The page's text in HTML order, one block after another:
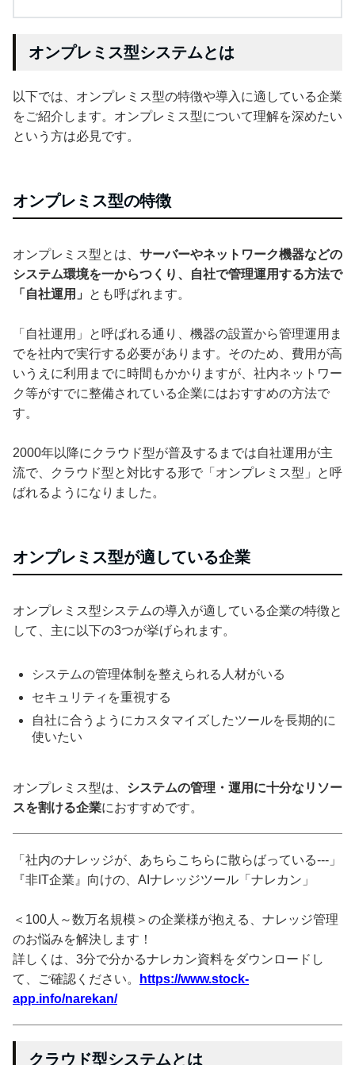
オンプレミス型システムとは
以下では、オンプレミス型の特徴や導入に適している企業
をご紹介します。オンプレミス型について理解を深めたい
という方は必見です。
オンプレミス型の特徴
オンプレミス型とは、 サーバーやネットワーク機器などの
システム環境を一からつくり、自社で管理運用する方法で
「自社運用」
とも呼ばれます。
「自社運用」と呼ばれる通り、機器の設置から管理運用ま
でを社内で実行する必要があります。そのため、費用が高
いうえに利用までに時間もかかりますが、社内ネットワー
ク等がすでに整備されている企業にはおすすめの方法で
す。
2000年以降にクラウド型が普及するまでは自社運用が主
流で、クラウド型と対比する形で「オンプレミス型」と呼
ばれるようになりました。
オンプレミス型が適している企業
オンプレミス型システムの導入が適している企業の特徴と
して、主に以下の3つが挙げられます。
システムの管理体制を整えられる人材がいる
セキュリティを重視する
自社に合うようにカスタマイズしたツールを長期的に
使いたい
オンプレミス型は、 システムの管理・運用に十分なリソー
スを割ける企業におすすめです。
「社内のナレッジが、あちらこちらに散らばっている---」
『非IT企業』向けの、AIナレッジツール「ナレカン」
＜100人～数万名規模＞の企業様が抱える、ナレッジ管理
のお悩みを解決します！
詳しくは、3分で分かるナレカン資料をダウンロードし
て、ご確認ください。
https://www.stock-
app.info/narekan/
クラウド型システムとは